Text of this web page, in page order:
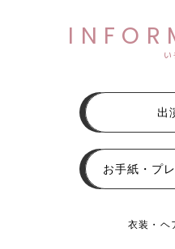
い
出
お手紙・プ
衣装・ヘ